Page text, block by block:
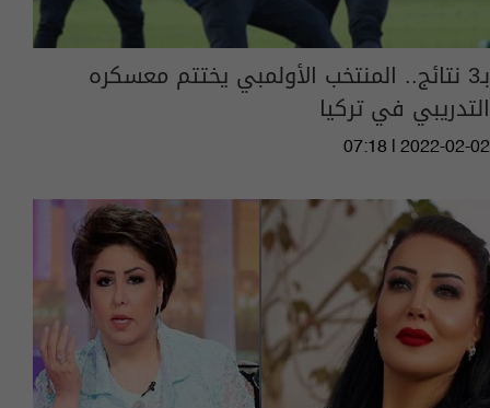
بـ3 نتائج.. المنتخب الأولمبي يختتم معسكره
التدريبي في تركيا
07:18 | 2022-02-02